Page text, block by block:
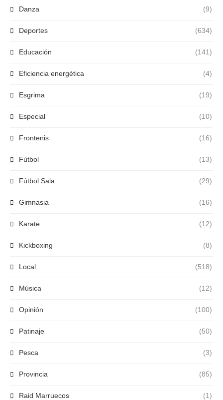
Danza (9)
Deportes (634)
Educación (141)
Eficiencia energética (4)
Esgrima (19)
Especial (10)
Frontenis (16)
Fútbol (13)
Fútbol Sala (29)
Gimnasia (16)
Karate (12)
Kickboxing (8)
Local (518)
Música (12)
Opinión (100)
Patinaje (50)
Pesca (3)
Provincia (85)
Raid Marruecos (1)